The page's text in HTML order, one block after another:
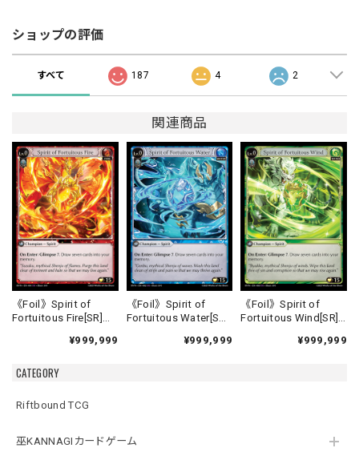
CATEGORY
Riftbound TCG
巫KANNAGIカードゲーム
ショップの評価
すべて 187 4 2
関連商品
《Foil》Spirit of
Fortuitous Fire[SR]
¥999,999
《Foil》Spirit of
Fortuitous Water[SR]
¥999,999
《Foil》Spirit of
Fortuitous Wind[SR]
¥999,999